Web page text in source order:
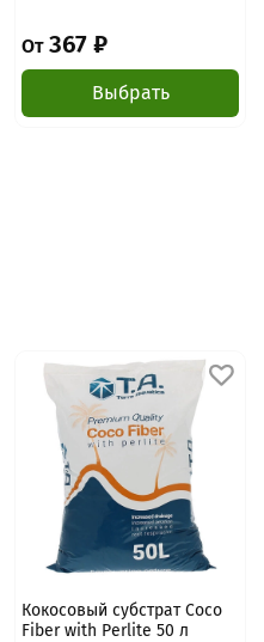
От367 ₽
Выбрать
Кокосовый субстрат Coco
Fiber with Perlite 50 л